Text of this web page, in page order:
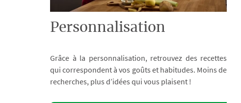
Personnalisation
Grâce à la personnalisation, retrouvez des recettes
qui correspondent à vos goûts et habitudes. Moins de
recherches, plus d’idées qui vous plaisent !